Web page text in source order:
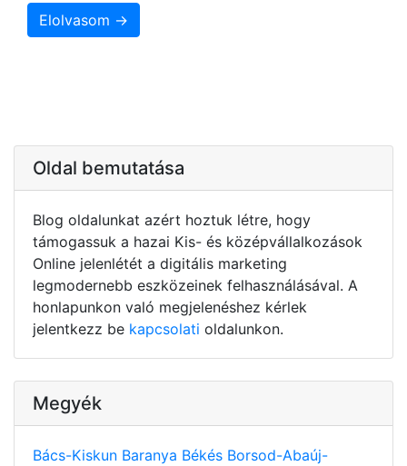
Elolvasom →
Oldal bemutatása
Blog oldalunkat azért hoztuk létre, hogy
támogassuk a hazai Kis- és középvállalkozások
Online jelenlétét a digitális marketing
legmodernebb eszközeinek felhasználásával. A
honlapunkon való megjelenéshez kérlek
jelentkezz be kapcsolati oldalunkon.
Megyék
Bács-Kiskun Baranya Békés Borsod-Abaúj-